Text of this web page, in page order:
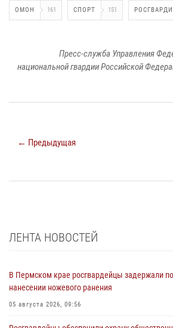
ОМОН 161 СПОРТ 151
Пресс-служба Управления
национальной гвардии Российской
← Предыдущая
ЛЕНТА НОВОСТЕЙ
В Пермском крае росгвардейцы задержали
нанесении ножевого ранения
05 августа 2026, 09:56